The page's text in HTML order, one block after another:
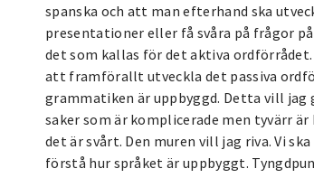
spanska och att man efterhand ska
presentationer eller få svåra på frågor
det som kallas för det aktiva
att framförallt utveckla det passiva
grammatiken är uppbyggd. Detta vill
saker som är komplicerade men tyvärr
det är svårt. Den muren vill jag riva. Vi
förstå hur språket är uppbyggt.